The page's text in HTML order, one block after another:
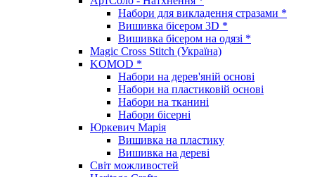
Набори для викладення стразами *
Вишивка бісером 3D *
Вишивка бісером на одязі *
Magic Cross Stitch (Україна)
KOMOD *
Набори на дерев'яній основі
Набори на пластиковій основі
Набори на тканині
Набори бісерні
Юркевич Марія
Вишивка на пластику
Вишивка на дереві
Світ можливостей